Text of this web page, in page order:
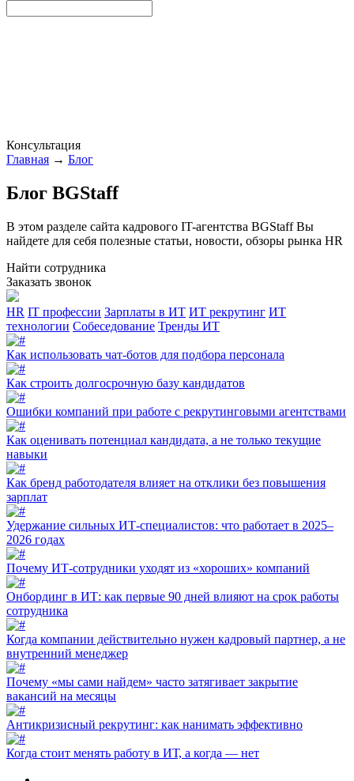
Консультация
Главная → Блог
Блог BGStaff
В этом разделе сайта кадрового IT-агентства BGStaff Вы
найдете для себя полезные статьи, новости, обзоры рынка HR
Найти сотрудника
Заказать звонок
HR IT профессии Зарплаты в ИТ ИТ рекрутинг ИТ
технологии Собеседование Тренды ИТ
Как использовать чат-ботов для подбора персонала
Как строить долгосрочную базу кандидатов
Ошибки компаний при работе с рекрутинговыми агентствами
Как оценивать потенциал кандидата, а не только текущие
навыки
Как бренд работодателя влияет на отклики без повышения
зарплат
Удержание сильных ИТ-специалистов: что работает в 2025–
2026 годах
Почему ИТ-сотрудники уходят из «хороших» компаний
Онбординг в ИТ: как первые 90 дней влияют на срок работы
сотрудника
Когда компании действительно нужен кадровый партнер, а не
внутренний менеджер
Почему «мы сами найдем» часто затягивает закрытие
вакансий на месяцы
Антикризисный рекрутинг: как нанимать эффективно
Когда стоит менять работу в ИТ, а когда — нет